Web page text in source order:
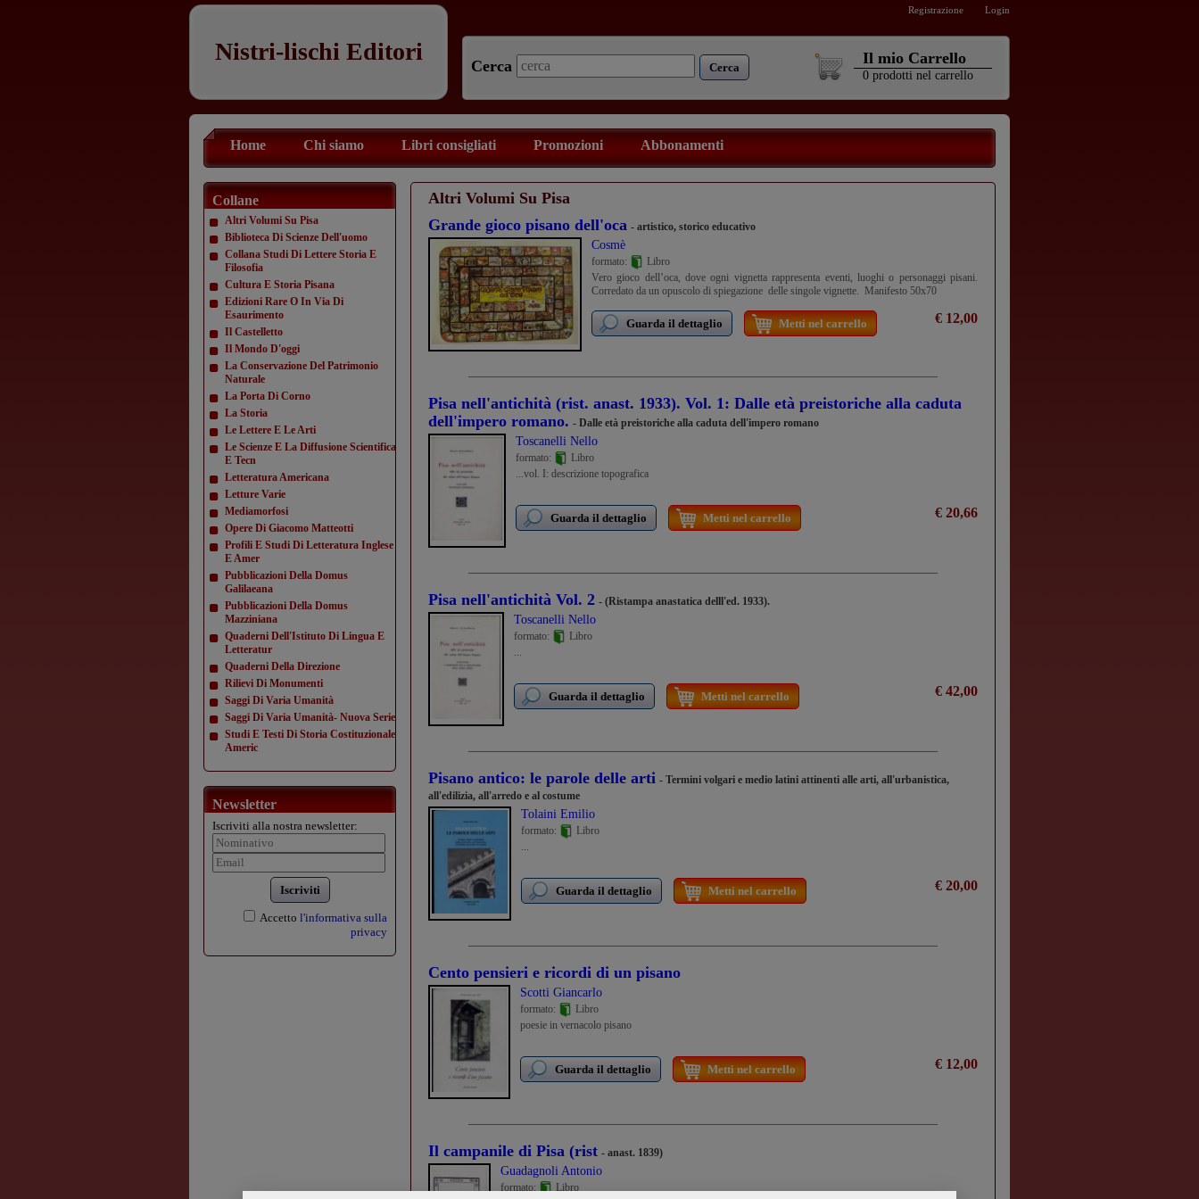
Registrazione Login
Nistri-lischi Editori
Cerca Cerca
Il mio Carrello
0 prodotti nel carrello
Home Chi siamo Libri consigliati Promozioni Abbonamenti
Collane
Altri Volumi Su Pisa
Biblioteca Di Scienze Dell'uomo
Collana Studi Di Lettere Storia E
Filosofia
Cultura E Storia Pisana
Edizioni Rare O In Via Di
Esaurimento
Il Castelletto
Il Mondo D'oggi
La Conservazione Del Patrimonio
Naturale
La Porta Di Corno
La Storia
Le Lettere E Le Arti
Le Scienze E La Diffusione Scientifica
E Tecn
Letteratura Americana
Letture Varie
Mediamorfosi
Opere Di Giacomo Matteotti
Profili E Studi Di Letteratura Inglese
E Amer
Pubblicazioni Della Domus
Galilaeana
Pubblicazioni Della Domus
Mazziniana
Quaderni Dell'Istituto Di Lingua E
Letteratur
Quaderni Della Direzione
Rilievi Di Monumenti
Saggi Di Varia Umanità
Saggi Di Varia Umanità- Nuova Serie
Studi E Testi Di Storia Costituzionale
Americ
Newsletter
Iscriviti alla nostra newsletter:
Iscriviti
Accetto l'informativa sulla
privacy
Altri Volumi Su Pisa
Grande gioco pisano dell'oca - artistico, storico educativo
Cosmè
formato:
Libro
Vero gioco dell’oca, dove ogni vignetta rappresenta eventi, luoghi o personaggi pisani.
Corredato da un opuscolo di spiegazione delle singole vignette. Manifesto 50x70
€ 12,00
Guarda il dettaglio Metti nel carrello
Pisa nell'antichità (rist. anast. 1933). Vol. 1: Dalle età preistoriche alla caduta
dell'impero romano. - Dalle età preistoriche alla caduta dell'impero romano
Toscanelli Nello
formato:
Libro
...vol. I: descrizione topografica
€ 20,66
Guarda il dettaglio Metti nel carrello
Pisa nell'antichità Vol. 2 - (Ristampa anastatica delll'ed. 1933).
Toscanelli Nello
formato:
Libro
...
€ 42,00
Guarda il dettaglio Metti nel carrello
Pisano antico: le parole delle arti - Termini volgari e medio latini attinenti alle arti, all'urbanistica,
all'edilizia, all'arredo e al costume
Tolaini Emilio
formato:
Libro
...
€ 20,00
Guarda il dettaglio Metti nel carrello
Cento pensieri e ricordi di un pisano
Scotti Giancarlo
formato:
Libro
poesie in vernacolo pisano
€ 12,00
Guarda il dettaglio Metti nel carrello
Il campanile di Pisa (rist - anast. 1839)
Guadagnoli Antonio
formato:
Libro